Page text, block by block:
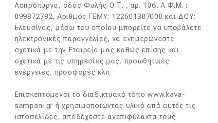
Ασπρόπυργο, οδός Φυλής Ο.Τ. , αρ. 106, Α.Φ.Μ. :
099872792, Αριθμός ΓΕΜΥ: 122501307000 και ΔΟΥ:
Ελευσίνας, μέσω του οποίου μπορείτε να υποβάλετε
ηλεκτρονικές παραγγελίες, να ενημερώνεστε
σχετικά με την Εταιρεία μας καθώς επίσης και
σχετικά με τις υπηρεσίες μας, προωθητικές
ενέργειες, προσφορές κλπ.
Επισκεπτόμενοι το διαδικτυακό τόπο www.kava-
sampani.gr ή χρησιμοποιώντας υλικό από αυτές τις
ιστοσελίδες, αποδέχεστε ανεπιφύλακτα τους